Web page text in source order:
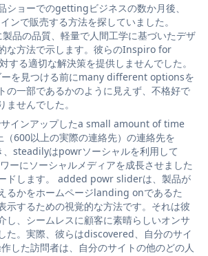
ショーでのgettingビジネスの数か月後、
ンで販売する方法を探していました。
品の品質、軽量で人間工学に基づいたデザ
な方法で示します。彼らのInspiro for
する適切な解決策を提供しませんでした。
を見つける前にmany different optionsを
の一部であるかのように見えず、不格好で
せんでした。
インアップしたa small amount of time
600以上の実際の連絡先）の連絡先を
steadilyはpowrソーシャルを利用して
ーにソーシャルメディアを成長させました
ドします。 added powr sliderは、製品が
るかをホームページlanding onであるた
示するための視覚的な方法です。それは彼
し、シームレスに顧客に素晴らしいオンサ
た。実際、彼らはdiscovered、自分のサイ
した訪問者は、自分のサイトの他のどの人